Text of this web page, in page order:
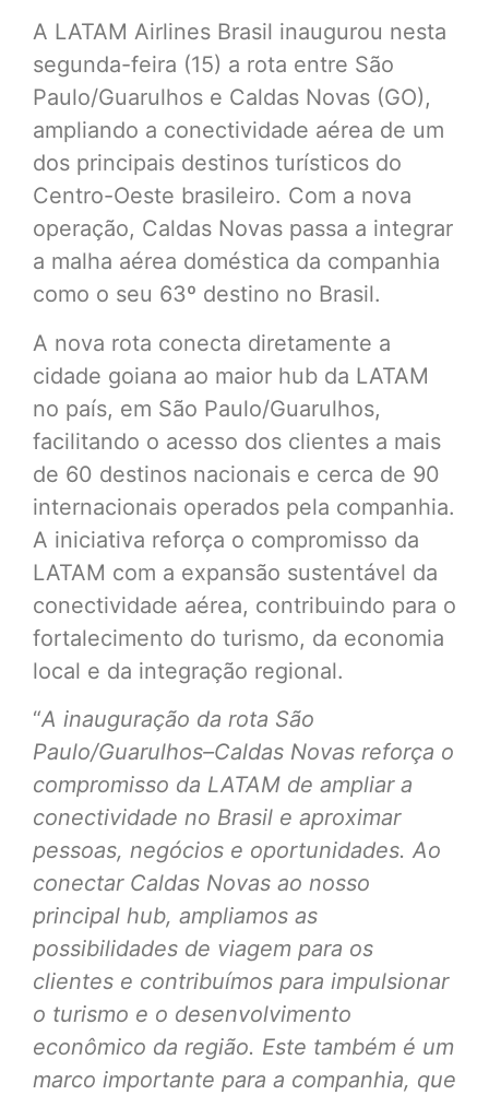
A LATAM Airlines Brasil inaugurou nesta
segunda-feira (15) a rota entre São
Paulo/Guarulhos e Caldas Novas (GO),
ampliando a conectividade aérea de um
dos principais destinos turísticos do
Centro-Oeste brasileiro. Com a nova
operação, Caldas Novas passa a integrar
a malha aérea doméstica da companhia
como o seu 63º destino no Brasil.
A nova rota conecta diretamente a
cidade goiana ao maior hub da LATAM
no país, em São Paulo/Guarulhos,
facilitando o acesso dos clientes a mais
de 60 destinos nacionais e cerca de 90
internacionais operados pela companhia.
A iniciativa reforça o compromisso da
LATAM com a expansão sustentável da
conectividade aérea, contribuindo para o
fortalecimento do turismo, da economia
local e da integração regional.
“A inauguração da rota São
Paulo/Guarulhos–Caldas Novas reforça o
compromisso da LATAM de ampliar a
conectividade no Brasil e aproximar
pessoas, negócios e oportunidades. Ao
conectar Caldas Novas ao nosso
principal hub, ampliamos as
possibilidades de viagem para os
clientes e contribuímos para impulsionar
o turismo e o desenvolvimento
econômico da região. Este também é um
marco importante para a companhia, que